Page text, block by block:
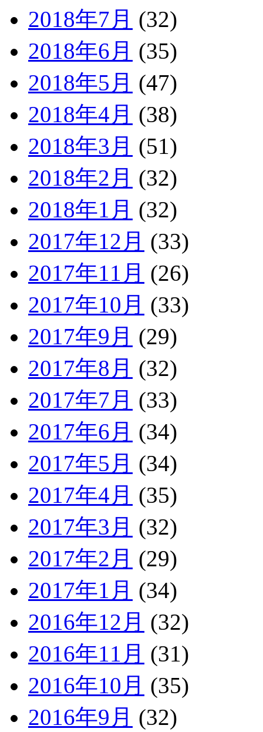
2018年7月 (32)
2018年6月 (35)
2018年5月 (47)
2018年4月 (38)
2018年3月 (51)
2018年2月 (32)
2018年1月 (32)
2017年12月 (33)
2017年11月 (26)
2017年10月 (33)
2017年9月 (29)
2017年8月 (32)
2017年7月 (33)
2017年6月 (34)
2017年5月 (34)
2017年4月 (35)
2017年3月 (32)
2017年2月 (29)
2017年1月 (34)
2016年12月 (32)
2016年11月 (31)
2016年10月 (35)
2016年9月 (32)